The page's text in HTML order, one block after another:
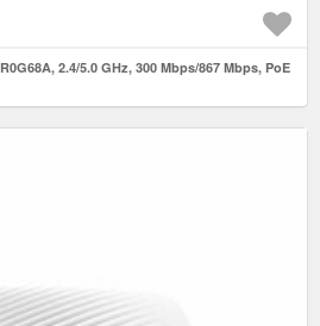
2.4/5.0 GHz, 300 Mbps/867 Mbps, PoE